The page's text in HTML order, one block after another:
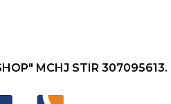
MCHJ STIR 307095613.